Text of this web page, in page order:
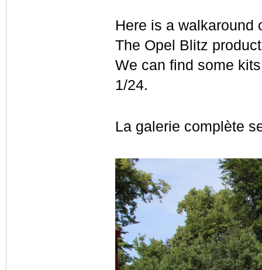
Here is a walkaround
The Opel Blitz
We can find some
1/24.
La galerie complète